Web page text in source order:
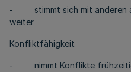
- stimmt sich mit anderen
weiter
Konfliktfähigkeit
- nimmt Konflikte frühzeitig